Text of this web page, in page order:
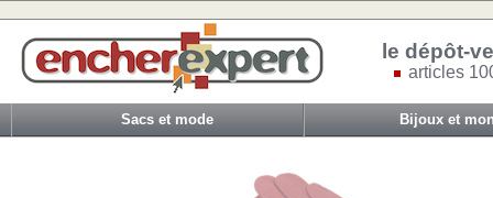
le dépôt-
articles
Sacs et mode Bijoux et